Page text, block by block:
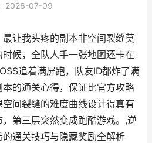
2026-07-09
让我头疼的副本非空间裂缝莫
候，全队人手一张地图还卡在
追着满屏跑，队友ID都炸了满
的通关心得，保证比官方攻略
间裂缝的难度曲线设计得真有
第三层突然变成跑酷游戏。,逆
通关技巧与隐藏奖励全解析